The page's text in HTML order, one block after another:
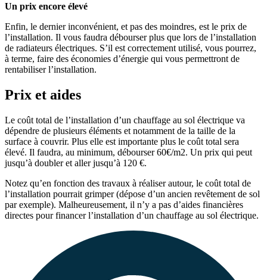
Un prix encore élevé
Enfin, le dernier inconvénient, et pas des moindres, est le prix de
l’installation. Il vous faudra débourser plus que lors de l’installation
de radiateurs électriques. S’il est correctement utilisé, vous pourrez,
à terme, faire des économies d’énergie qui vous permettront de
rentabiliser l’installation.
Prix et aides
Le coût total de l’installation d’un chauffage au sol électrique va
dépendre de plusieurs éléments et notamment de la taille de la
surface à couvrir. Plus elle est importante plus le coût total sera
élevé. Il faudra, au minimum, débourser 60€/m2. Un prix qui peut
jusqu’à doubler et aller jusqu’à 120 €.
Notez qu’en fonction des travaux à réaliser autour, le coût total de
l’installation pourrait grimper (dépose d’un ancien revêtement de sol
par exemple). Malheureusement, il n’y a pas d’aides financières
directes pour financer l’installation d’un chauffage au sol électrique.